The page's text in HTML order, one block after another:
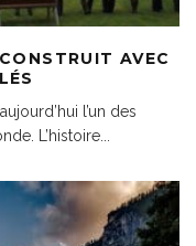
AVEC
l’un des
L’histoire